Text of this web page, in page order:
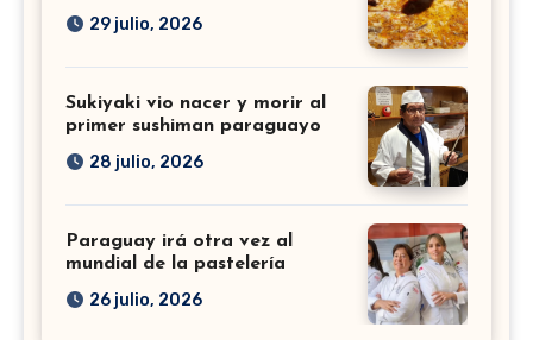
29 julio, 2026
Sukiyaki vio nacer y morir al
primer sushiman paraguayo
28 julio, 2026
Paraguay irá otra vez al
mundial de la pastelería
26 julio, 2026